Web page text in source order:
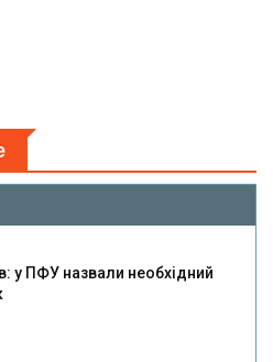
у ПФУ назвали необхідний